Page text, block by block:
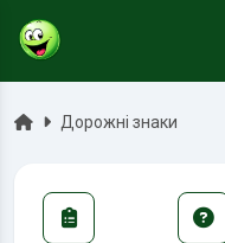
ГоловнаДорожні знаки